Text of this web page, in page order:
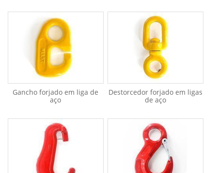
Gancho forjado em liga de
aço
Destorcedor forjado em ligas
de aço